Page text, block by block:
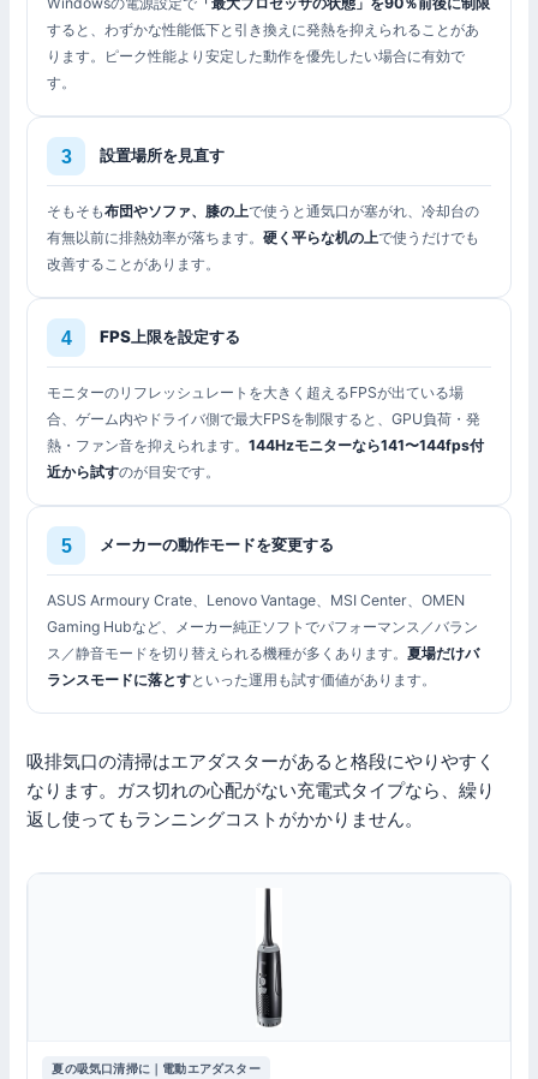
すると、わずかな性能低下と引き換えに発熱を抑えられることがあ
ります。ピーク性能より安定した動作を優先したい場合に有効で
す。
設置場所を見直す
そもそも布団やソファ、膝の上で使うと通気口が塞がれ、冷却台の
有無以前に排熱効率が落ちます。硬く平らな机の上で使うだけでも
改善することがあります。
FPS上限を設定する
モニターのリフレッシュレートを大きく超えるFPSが出ている場
合、ゲーム内やドライバ側で最大FPSを制限すると、GPU負荷・発
熱・ファン音を抑えられます。144Hzモニターなら141〜144fps付
近から試すのが目安です。
メーカーの動作モードを変更する
ASUS Armoury Crate、Lenovo Vantage、MSI Center、OMEN
Gaming Hubなど、メーカー純正ソフトでパフォーマンス／バラン
ス／静音モードを切り替えられる機種が多くあります。夏場だけバ
ランスモードに落とすといった運用も試す価値があります。
吸排気口の清掃はエアダスターがあると格段にやりやすく
なります。ガス切れの心配がない充電式タイプなら、繰り
返し使ってもランニングコストがかかりません。
夏の吸気口清掃に｜電動エアダスター